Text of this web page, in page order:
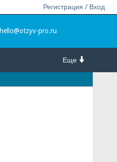
Регистрация / Вход
hello@otzyv-pro.ru
Еще